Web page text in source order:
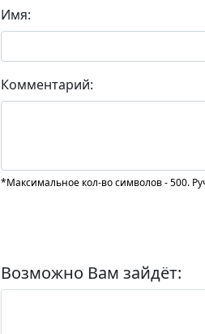
Имя:
Комментарий:
*Максимальное кол-во символов - 500.
Возможно Вам зайдёт: